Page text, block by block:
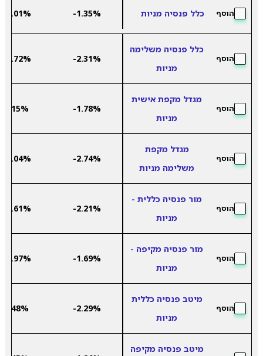
הוסף כלל פנסיה מניות -1.35%
10.01%
הוסף
כלל פנסיה משלימה
מניות
-2.31%
12.72%
הוסף
מגדל מקפת אישית
מניות
-1.78%
8.15%
הוסף
מגדל מקפת
משלימה מניות
-2.74%
10.04%
הוסף
מור פנסיה כללית -
מניות
-2.21%
12.61%
הוסף
מור פנסיה מקיפה -
מניות
-1.69%
10.97%
הוסף
מיטב פנסיה כללית
מניות
-2.29%
9.48%
מיטב פנסיה מקיפה